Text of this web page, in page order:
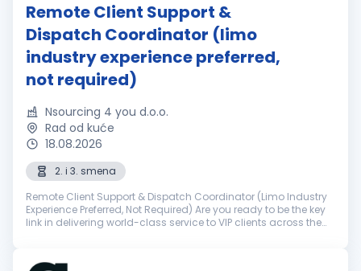
Remote Client Support &
Dispatch Coordinator (limo
industry experience preferred,
not required)
Nsourcing 4 you d.o.o.
Rad od kuće
18.08.2026
2. i 3. smena
Remote Client Support & Dispatch Coordinator (Limo Industry
Experience Preferred, Not Required) Are you ready to be the key
link in delivering world-class service to VIP clients across the